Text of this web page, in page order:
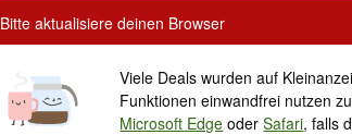
Bitte aktualisiere deinen Browser
Viele Deals wurden auf
Funktionen einwandfrei nutzen
Microsoft Edge oderSafari, falls